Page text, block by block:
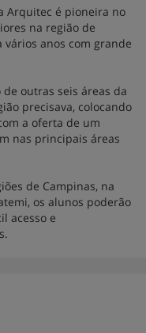
Arquitec é pioneira no
na região de
vários anos com grande
outras seis áreas da
precisava, colocando
a oferta de um
nas principais áreas
de Campinas, na
os alunos poderão
acesso e